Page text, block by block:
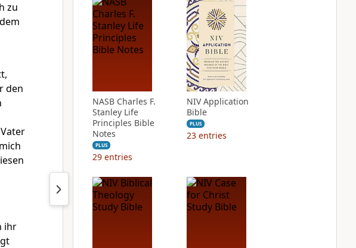
zu
den
ihr
NASB Charles F.
Stanley Life
Principles Bible
Notes
PLUS
29 entries
NIV Application
Bible
PLUS
23 entries